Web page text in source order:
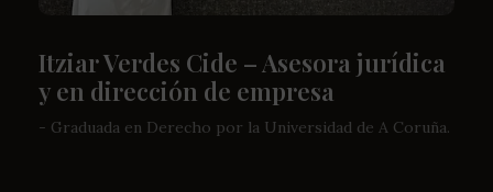
Itziar Verdes Cide – Asesora jurídica
y en dirección de empresa
- Graduada en Derecho por la Universidad de A Coruña.